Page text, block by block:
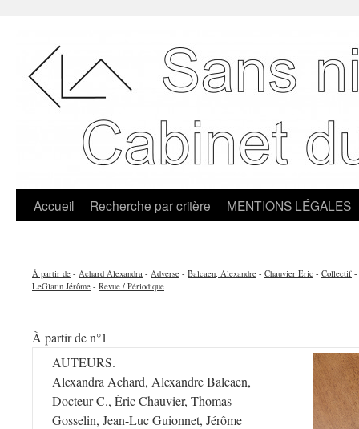
Accueil Recherche par critère MENTIONS LÉGALES
À partir de - Achard Alexandra - Adverse - Balcaen, Alexandre - Chauvier Éric - Collectif -
LeGlatin Jérôme - Revue / Périodique
À partir de n°1
AUTEURS.
Alexandra Achard, Alexandre Balcaen,
Docteur C., Éric Chauvier, Thomas
Gosselin, Jean-Luc Guionnet, Jérôme